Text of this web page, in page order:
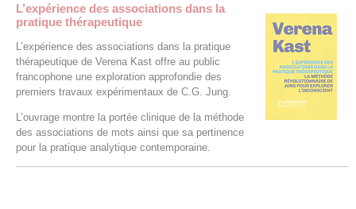
L’expérience des associations dans la
pratique thérapeutique
L’expérience des associations dans la pratique
thérapeutique de Verena Kast offre au public
francophone une exploration approfondie des
premiers travaux expérimentaux de C.G. Jung.
L’ouvrage montre la portée clinique de la méthode
des associations de mots ainsi que sa pertinence
pour la pratique analytique contemporaine.